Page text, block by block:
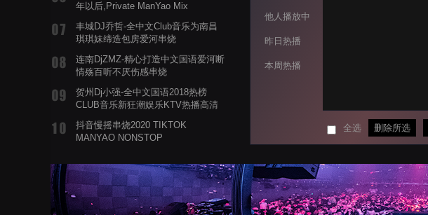
年以后,Private ManYao Mix
丰城DJ乔哲-全中文Club音乐为南昌
琪琪妹缔造包房爱河串烧
连南DjZMZ-精心打造中文国语爱河断
情殇百听不厌伤感串烧
贺州Dj小强-全中文国语2018热榜
CLUB音乐新狂潮娱乐KTV热播高清
抖音慢摇串烧2020 TIKTOK
MANYAO NONSTOP
蝉爸爸妈妈爱存在夏天的风是想你的
声音啊
他人播放中
昨日热播
本周热播
全选 删除所选